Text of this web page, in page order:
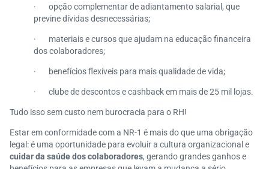
· opção complementar de adiantamento salarial, que
previne dívidas desnecessárias;
· materiais e cursos que ajudam na educação financeira
dos colaboradores;
· benefícios flexíveis para mais qualidade de vida;
· clube de descontos e cashback em mais de 25 mil lojas.
Tudo isso sem custo nem burocracia para o RH!
Estar em conformidade com a NR-1 é mais do que uma obrigação
legal: é uma oportunidade para evoluir a cultura organizacional e
cuidar da saúde dos colaboradores, gerando grandes ganhos e